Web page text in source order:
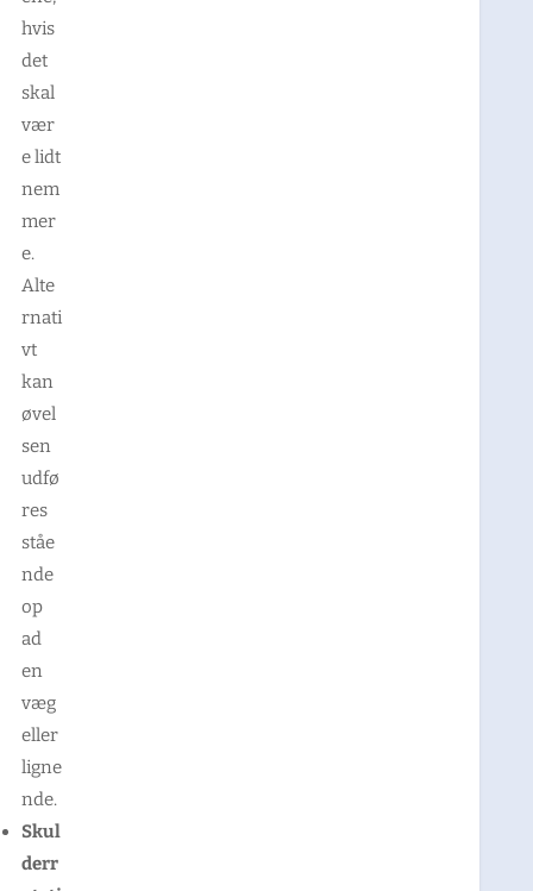
hvis
det
skal
vær
e lidt
nem
mer
e.
Alte
rnati
vt
kan
øvel
sen
udfø
res
ståe
nde
op
ad
en
væg
eller
ligne
nde.
Skul
derr